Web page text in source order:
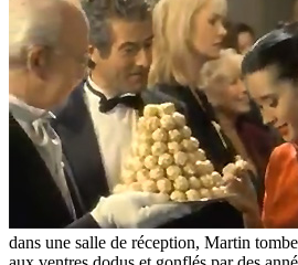
dans une salle de réception, Martin